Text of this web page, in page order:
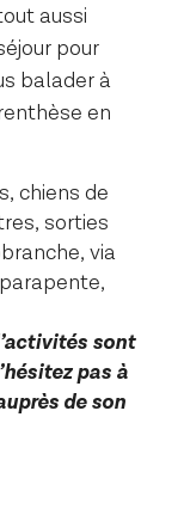
aussi
pour
balader à
en
chiens de
sorties
via
sont
pas à
de son